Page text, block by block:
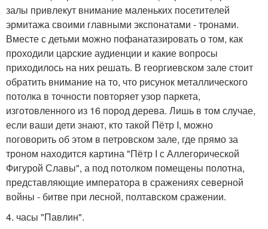
залы привлекут внимание маленьких посетителей
эрмитажа своими главными экспонатами - тронами.
Вместе с детьми можно пофанатазировать о том, как
проходили царские аудиенции и какие вопросы
приходилось на них решать. В георгиевском зале стоит
обратить внимание на то, что рисунок металлического
потолка в точности повторяет узор паркета,
изготовленного из 16 пород дерева. Лишь в том случае,
если ваши дети знают, кто такой Пётр I, можно
поговорить об этом в петровском зале, где прямо за
троном находится картина "Пётр I с Аллегорической
Фигурой Славы", а под потолком помещены полотна,
представляющие императора в сражениях северной
войны - битве при лесной, полтавском сражении.
4. часы "Павлин".